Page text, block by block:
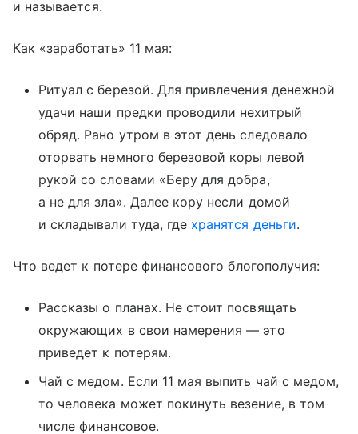
и называется.
Как «заработать» 11 мая:
Ритуал с березой. Для привлечения денежной
удачи наши предки проводили нехитрый
обряд. Рано утром в этот день следовало
оторвать немного березовой коры левой
рукой со словами «Беру для добра,
а не для зла». Далее кору несли домой
и складывали туда, где хранятся деньги.
Что ведет к потере финансового блогополучия:
Рассказы о планах. Не стоит посвящать
окружающих в свои намерения — это
приведет к потерям.
Чай с медом. Если 11 мая выпить чай с медом,
то человека может покинуть везение, в том
числе финансовое.